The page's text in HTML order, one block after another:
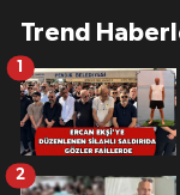
Trend
1
2